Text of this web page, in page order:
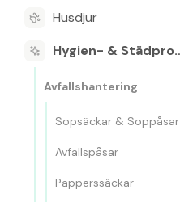
Husdjur
Hygien- & Städprodukter
Avfallshantering
Sopsäckar & Soppåsar
Avfallspåsar
Papperssäckar